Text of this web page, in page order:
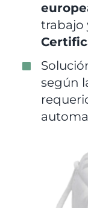
trabajo
según